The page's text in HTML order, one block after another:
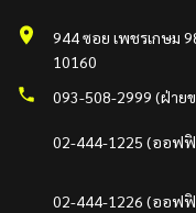
944 ซอย เพชรเกษม
10160
093-508-2999 (ฝ่าย
02-444-1225 (ออฟ
02-444-1226 (ออฟ